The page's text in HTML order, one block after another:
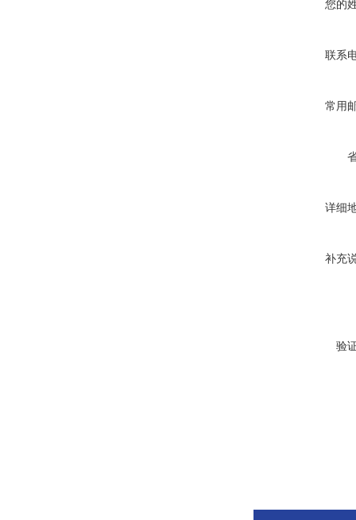
您的
联系
常用
详细
补充
验